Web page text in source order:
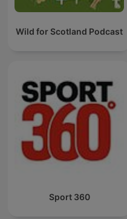
Wild for Scotland Podcast
Sport 360